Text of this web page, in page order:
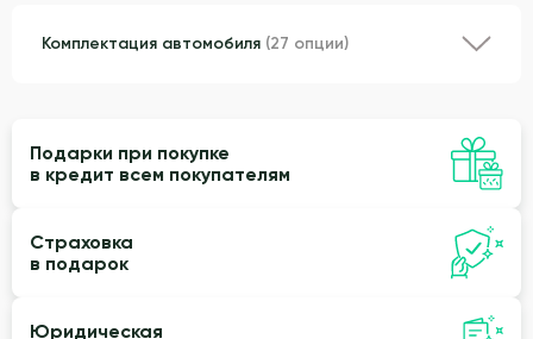
Комплектация автомобиля (27 опции)
Подарки при покупке
в кредит всем покупателям
Страховка
в подарок
Юридическая